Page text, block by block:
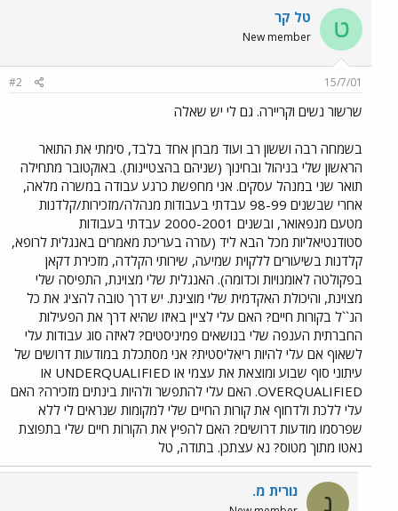
ט טל קר
New member
15/7/01
#2
שרשור נשים וקריירה. גם לי יש שאלה
בשמחה רבה וששון רב ועוד מבחן אחד בלבד, סימתי את התואר
הראשון שלי בניהול ובחינוך (שניהם בהצטיינות). באוקטובר מתחילה
תואר שני במנהל עסקים. אני מחפשת כרגע עבודה במשרה מלאה,
אחרי שבשנים 98-99 עבדתי בעבודות מנהלה/מזכירות/קלדנות
מטעם מנפאואר, ובשנים 2000-2001 עבדתי בעבודות
סטודנטיאליות מכל הבא ליד (עזרה בעריכת מאמרים באנגלית לרופא,
קלדנות בשיעורים ללקוית שמיעה, שירותי הקלדה, מזכירת דקאן
בפקולטה לאומנויות וכדומה). האנגלית שלי מצוינת, התפיסה שלי
מצוינת, והיכולת האקדמית שלי מוצינת. יש דרך טובה להציג את כל
הנ``ל בקורות חיים? האם עלי לציין באיזו שהיא דרך את הפעילות
החברתית הענפה שלי בנושאים פמיניסטים? לאיזה סוג עבודות עלי
לשאוף אם עלי להיות ריאליסטית? אני מסתכלת במודעות דרושים של
עיתוני סוף שבוע ומוצאת את עצמי או UNDERQUALIFIED או
OVERQUALIFIED. האם עלי להתפשר ולהיות בינתים מזכירה? האם
עלי ללכת ולדחוף את קורות החיים שלי למקומות שנראים לי ללא
שפרסמו מודעות דרושים? האם להפיץ את הקורות חיים שלי בתפוצת
נאטו מתוך מטוס? נא עצתכן. בתודה, טל
נ נורית מ.